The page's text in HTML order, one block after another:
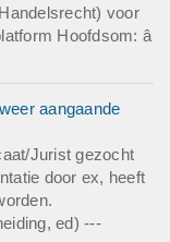
voor
Hoofdsom: â
aangaande
Jurist gezocht
door ex, heeft
ed) ---